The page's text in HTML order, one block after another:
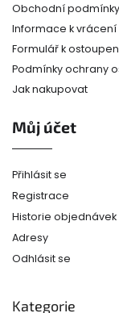
Obchodní podmínky
Informace k
Formulář k
Podmínky ochrany
Jak nakupovat
Můj účet
Přihlásit se
Registrace
Historie objednávek
Adresy
Odhlásit se
Kategorie